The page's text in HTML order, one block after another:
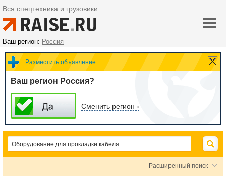
Вся спецтехника и грузовики
Ваш регион: Россия
Разместить объявление
Ваш регион Россия?
Сменить регион ›
Расширенный поиск